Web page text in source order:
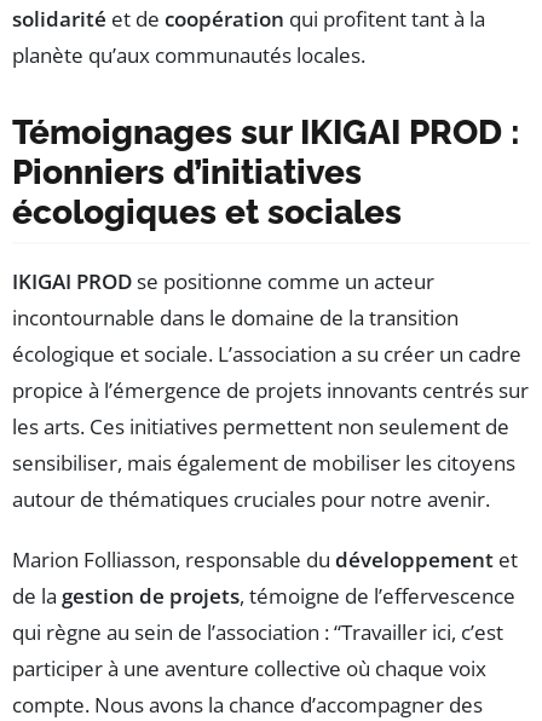
solidarité et de coopération qui profitent tant à la
planète qu’aux communautés locales.
Témoignages sur IKIGAI PROD :
Pionniers d’initiatives
écologiques et sociales
IKIGAI PRODse positionne comme un acteur
incontournable dans le domaine de la transition
écologique et sociale. L’association a su créer un cadre
propice à l’émergence de projets innovants centrés sur
les arts. Ces initiatives permettent non seulement de
sensibiliser, mais également de mobiliser les citoyens
autour de thématiques cruciales pour notre avenir.
Marion Folliasson, responsable du développement et
de la gestion de projets, témoigne de l’effervescence
qui règne au sein de l’association : “Travailler ici, c’est
participer à une aventure collective où chaque voix
compte. Nous avons la chance d’accompagner des